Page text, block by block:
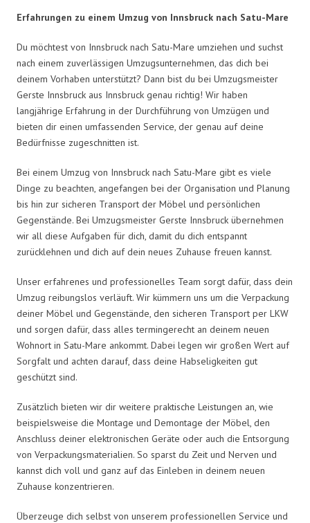
Erfahrungen zu einem Umzug von Innsbruck nach Satu-Mare
Du möchtest von Innsbruck nach Satu-Mare umziehen und suchst
nach einem zuverlässigen Umzugsunternehmen, das dich bei
deinem Vorhaben unterstützt? Dann bist du bei Umzugsmeister
Gerste Innsbruck aus Innsbruck genau richtig! Wir haben
langjährige Erfahrung in der Durchführung von Umzügen und
bieten dir einen umfassenden Service, der genau auf deine
Bedürfnisse zugeschnitten ist.
Bei einem Umzug von Innsbruck nach Satu-Mare gibt es viele
Dinge zu beachten, angefangen bei der Organisation und Planung
bis hin zur sicheren Transport der Möbel und persönlichen
Gegenstände. Bei Umzugsmeister Gerste Innsbruck übernehmen
wir all diese Aufgaben für dich, damit du dich entspannt
zurücklehnen und dich auf dein neues Zuhause freuen kannst.
Unser erfahrenes und professionelles Team sorgt dafür, dass dein
Umzug reibungslos verläuft. Wir kümmern uns um die Verpackung
deiner Möbel und Gegenstände, den sicheren Transport per LKW
und sorgen dafür, dass alles termingerecht an deinem neuen
Wohnort in Satu-Mare ankommt. Dabei legen wir großen Wert auf
Sorgfalt und achten darauf, dass deine Habseligkeiten gut
geschützt sind.
Zusätzlich bieten wir dir weitere praktische Leistungen an, wie
beispielsweise die Montage und Demontage der Möbel, den
Anschluss deiner elektronischen Geräte oder auch die Entsorgung
von Verpackungsmaterialien. So sparst du Zeit und Nerven und
kannst dich voll und ganz auf das Einleben in deinem neuen
Zuhause konzentrieren.
Überzeuge dich selbst von unserem professionellen Service und